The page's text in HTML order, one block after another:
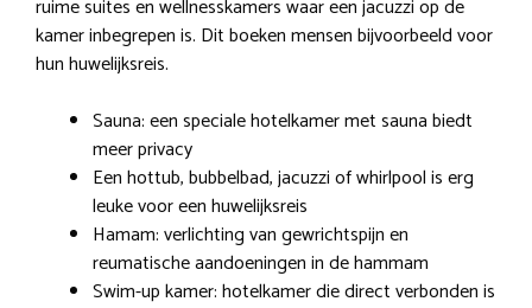
ruime suites en wellnesskamers waar een jacuzzi op de
kamer inbegrepen is. Dit boeken mensen bijvoorbeeld voor
hun huwelijksreis.
Sauna: een speciale hotelkamer met sauna biedt
meer privacy
Een hottub, bubbelbad, jacuzzi of whirlpool is erg
leuke voor een huwelijksreis
Hamam: verlichting van gewrichtspijn en
reumatische aandoeningen in de hammam
Swim-up kamer: hotelkamer die direct verbonden is